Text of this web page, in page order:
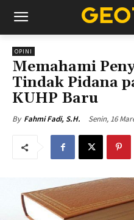
OPINI
Memahami
Tindak Pidana
KUHP Baru
By Fahmi Fadi, S.H. Senin, 16